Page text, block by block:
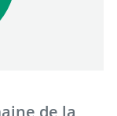
de la